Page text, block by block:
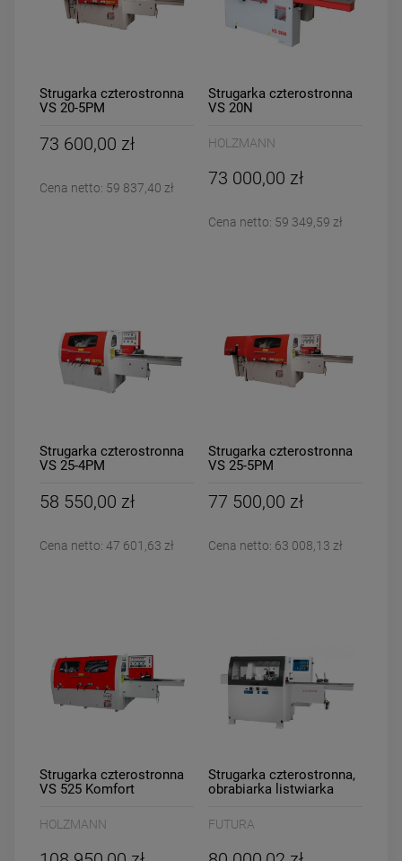
Strugarka czterostronna
VS 20-5PM
73 600,00 zł
Cena netto: 59 837,40 zł
Strugarka czterostronna
VS 20N
HOLZMANN
73 000,00 zł
Cena netto: 59 349,59 zł
Strugarka czterostronna
VS 25-4PM
58 550,00 zł
Cena netto: 47 601,63 zł
Strugarka czterostronna
VS 25-5PM
77 500,00 zł
Cena netto: 63 008,13 zł
Strugarka czterostronna
VS 525 Komfort
HOLZMANN
Strugarka czterostronna,
obrabiarka listwiarka
JUNIOR 4
FUTURA